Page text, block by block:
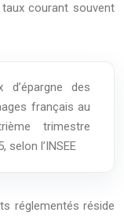
courant souvent
d’épargne des
français au
trimestre
selon l’INSEE
réglementés réside